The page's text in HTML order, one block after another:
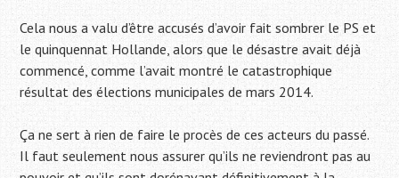
Cela nous a valu d’être accusés d’avoir fait sombrer le PS et
le quinquennat Hollande, alors que le désastre avait déjà
commencé, comme l’avait montré le catastrophique
résultat des élections municipales de mars 2014.
Ça ne sert à rien de faire le procès de ces acteurs du passé.
Il faut seulement nous assurer qu’ils ne reviendront pas au